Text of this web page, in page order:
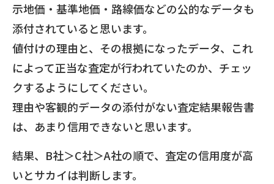
示地価・基準地価・路線価などの公的なデータも
添付されていると思います。
値付けの理由と、その根拠になったデータ、これ
によって正当な査定が行われていたのか、チェッ
クするようにしてください。
理由や客観的データの添付がない査定結果報告書
は、あまり信用できないと思います。
結果、B社＞C社＞A社の順で、査定の信用度が高
いとサカイは判断します。